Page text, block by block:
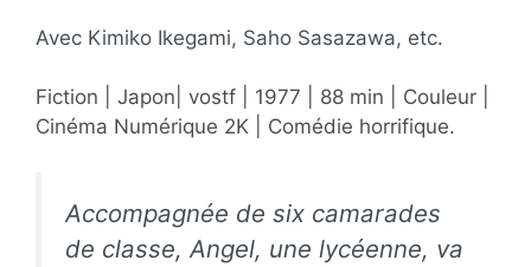
Avec Kimiko Ikegami, Saho Sasazawa, etc.
Fiction | Japon| vostf | 1977 | 88 min | Couleur |
Cinéma Numérique 2K | Comédie horrifique.
Accompagnée de six camarades
de classe, Angel, une lycéenne, va